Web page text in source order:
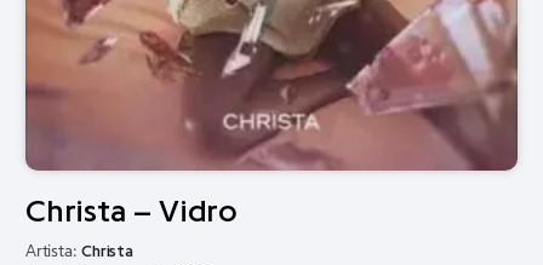
Christa – Vidro
Artista:Christa